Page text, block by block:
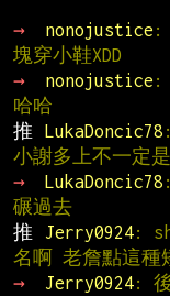
→
nonojustice :
塊穿小鞋XDD
→
nonojustice :
哈哈
推
LukaDoncic78
小謝多上不一定
→
LukaDoncic78
碾過去
推
Jerry0924:
名啊 老詹點這種
→
Jerry0924: 後